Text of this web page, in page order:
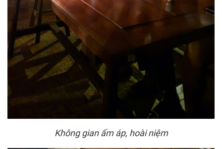
Không gian ấm áp, hoài niệm